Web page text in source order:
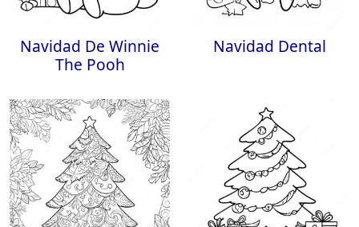
Navidad De Winnie
The Pooh
Navidad Dental